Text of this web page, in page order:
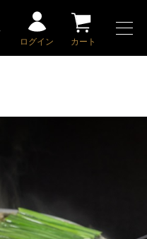
ログイン カート